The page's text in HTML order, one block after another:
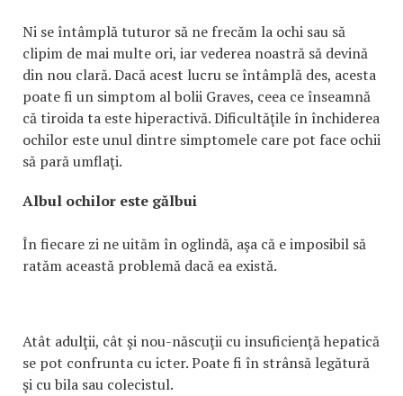
Ni se întâmplă tuturor să ne frecăm la ochi sau să
clipim de mai multe ori, iar vederea noastră să devină
din nou clară. Dacă acest lucru se întâmplă des, acesta
poate fi un simptom al bolii Graves, ceea ce înseamnă
că tiroida ta este hiperactivă. Dificultăţile în închiderea
ochilor este unul dintre simptomele care pot face ochii
să pară umflaţi.
Albul ochilor este gălbui
În fiecare zi ne uităm în oglindă, aşa că e imposibil să
ratăm această problemă dacă ea există.
Atât adulţii, cât şi nou-născuţii cu insuficienţă hepatică
se pot confrunta cu icter. Poate fi în strânsă legătură
şi cu bila sau colecistul.